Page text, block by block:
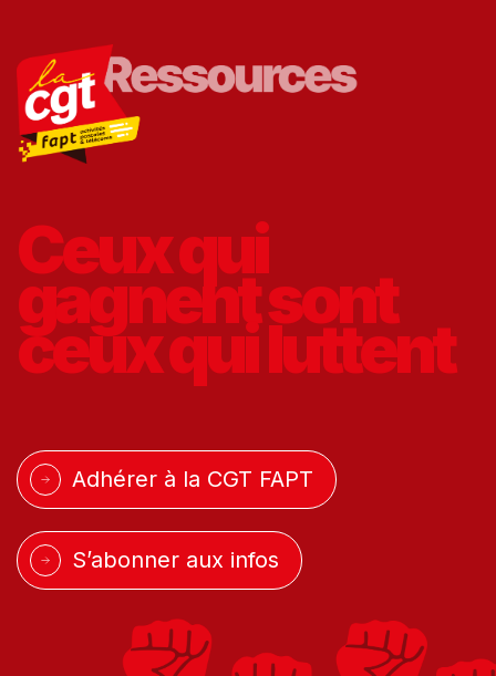
Ceux qui
gagnentsont
ceux quiluttent
Adhérer à la CGT FAPT
S’abonner aux infos